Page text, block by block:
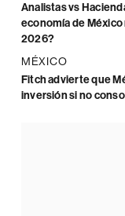
Analistas vs
economía de
2026?
MÉXICO
Fitch advierte que
inversión si no